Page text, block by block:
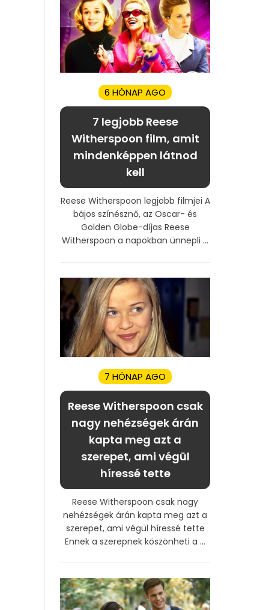
6 HÓNAP AGO
7 legjobb Reese
Witherspoon film, amit
mindenképpen látnod
kell
Reese Witherspoon legjobb filmjei A
bájos színésznő, az Oscar- és
Golden Globe-díjas Reese
Witherspoon a napokban ünnepli ...
7 HÓNAP AGO
Reese Witherspoon csak
nagy nehézségek árán
kapta meg azt a
szerepet, ami végül
híressé tette
Reese Witherspoon csak nagy
nehézségek árán kapta meg azt a
szerepet, ami végül híressé tette
Ennek a szerepnek köszönheti a ...